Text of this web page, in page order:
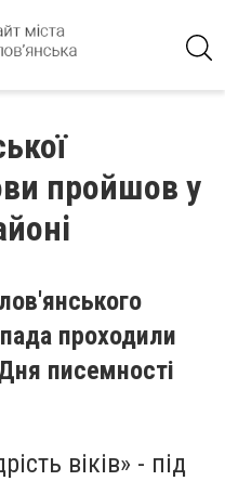
пройшов у
проходили
писемності
віків» - під